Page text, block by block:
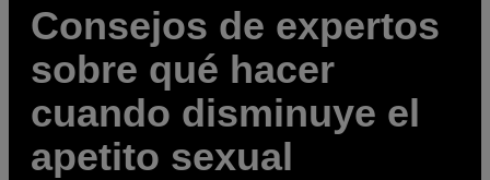
Consejos de expertos
sobre qué hacer
cuando disminuye el
apetito sexual